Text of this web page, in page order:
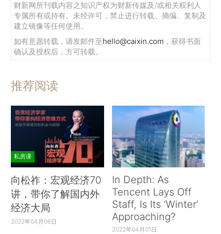
财新网所刊载内容之知识产权为财新传媒及/或相关权利人
专属所有或持有。未经许可，禁止进行转载、摘编、复制及
建立镜像等任何使用。
如有意愿转载，请发邮件至hello@caixin.com ，获得书面
确认及授权后，方可转载。
推荐阅读
私房课
向松祚：宏观经济70
讲，带你了解国内外
经济大局
2022年04月06日
In Depth: As
Tencent Lays Off
Staff, Is Its ‘Winter’
Approaching?
2022年04月01日